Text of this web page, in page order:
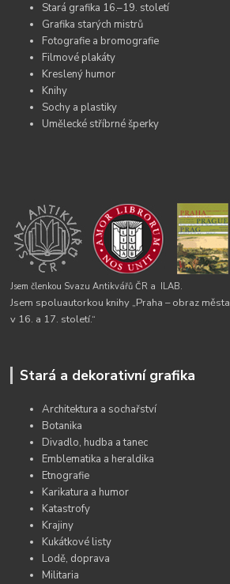
Stará grafika 16.–19. století
Grafika starých mistrů
Fotografie a bromografie
Filmové plakáty
Kreslený humor
Knihy
Sochy a plastiky
Umělecké stříbrné šperky
Jsem členkou Svazu Antikvářů ČR a ILAB.
Jsem spoluautorkou knihy „Praha – obraz města
v 16. a 17. století.“
Stará a dekorativní grafika
Architektura a sochařství
Botanika
Divadlo, hudba a tanec
Emblematika a heraldika
Etnografie
Karikatura a humor
Katastrofy
Krajiny
Kukátkové listy
Lodě, doprava
Militaria